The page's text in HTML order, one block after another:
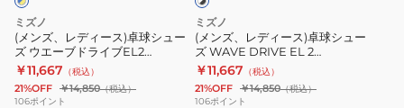
球
シ
ュ
ー
ズ
ミズノ
(メンズ、レディース)卓球シュー
ズ ウエーブドライブEL2
81GA250112
￥11,667 （税込）
21%OFF ￥14,850（税込）
106ポイント
球
シ
ュ
ー
ズ
ラ
ッ
ク
ミズノ
(メンズ、レディース)卓球シュー
ズ WAVE DRIVE EL 2
81GA250101
￥11,667 （税込）
21%OFF ￥14,850（税込）
106ポイント